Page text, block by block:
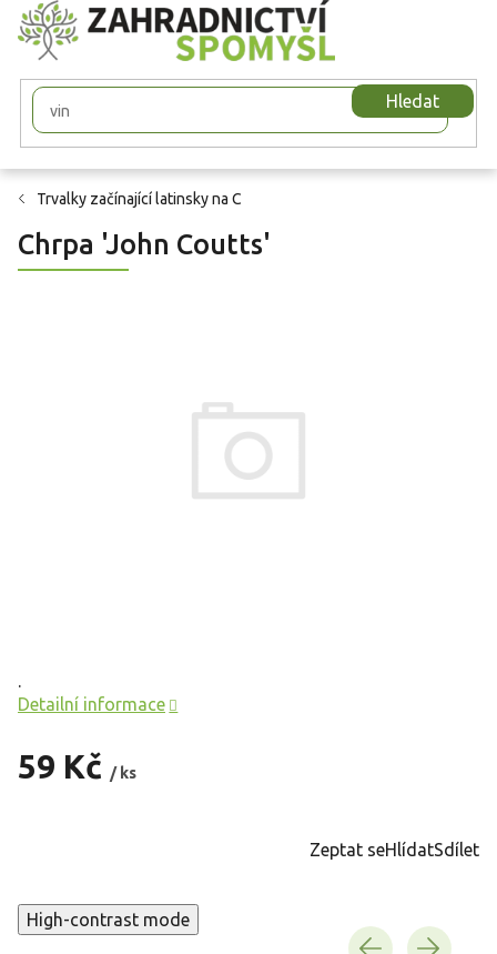
Přejít
na
obsah
Hledat
Trvalky začínající latinsky na C
Chrpa 'John Coutts'
59 Kč / ks
Detailní informace
Zeptat seHlídatSdílet
High-contrast mode